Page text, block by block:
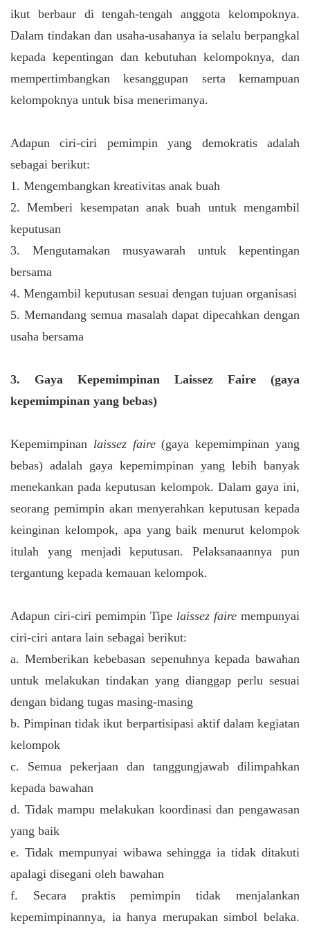
ikut berbaur di tengah-tengah anggota kelompoknya.
Dalam tindakan dan usaha-usahanya ia selalu berpangkal
kepada kepentingan dan kebutuhan kelompoknya, dan
mempertimbangkan kesanggupan serta kemampuan
kelompoknya untuk bisa menerimanya.
Adapun ciri-ciri pemimpin yang demokratis adalah
sebagai berikut:
1. Mengembangkan kreativitas anak buah
2. Memberi kesempatan anak buah untuk mengambil
keputusan
3. Mengutamakan musyawarah untuk kepentingan
bersama
4. Mengambil keputusan sesuai dengan tujuan organisasi
5. Memandang semua masalah dapat dipecahkan dengan
usaha bersama
3. Gaya Kepemimpinan Laissez Faire (gaya
kepemimpinan yang bebas)
Kepemimpinan laissez faire(gaya kepemimpinan yang
bebas) adalah gaya kepemimpinan yang lebih banyak
menekankan pada keputusan kelompok. Dalam gaya ini,
seorang pemimpin akan menyerahkan keputusan kepada
keinginan kelompok, apa yang baik menurut kelompok
itulah yang menjadi keputusan. Pelaksanaannya pun
tergantung kepada kemauan kelompok.
Adapun ciri-ciri pemimpin Tipe laissez faire mempunyai
ciri-ciri antara lain sebagai berikut:
a. Memberikan kebebasan sepenuhnya kepada bawahan
untuk melakukan tindakan yang dianggap perlu sesuai
dengan bidang tugas masing-masing
b. Pimpinan tidak ikut berpartisipasi aktif dalam kegiatan
kelompok
c. Semua pekerjaan dan tanggungjawab dilimpahkan
kepada bawahan
d. Tidak mampu melakukan koordinasi dan pengawasan
yang baik
e. Tidak mempunyai wibawa sehingga ia tidak ditakuti
apalagi disegani oleh bawahan
f. Secara praktis pemimpin tidak menjalankan
kepemimpinannya, ia hanya merupakan simbol belaka.